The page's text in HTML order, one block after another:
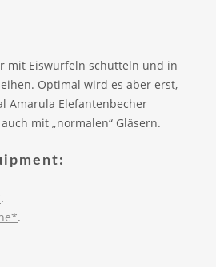
mit Eiswürfeln schütteln und in
Optimal wird es aber erst,
Amarula Elefantenbecher
mit „normalen“ Gläsern.
.
.